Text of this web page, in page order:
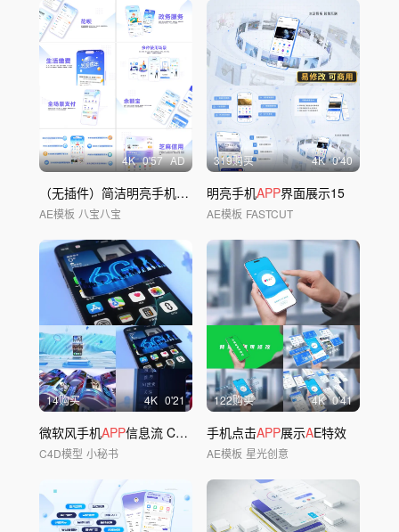
4K 0'57 AD
（无插件）简洁明亮手机
APP 功能展示
AE模板 八宝八宝
319购买 4K 0'40
明亮手机APP界面展示15
AE模板 FASTCUT
14购买 4K 0'21
微软风手机APP信息流 C4D+ E工程
C4D模型 小秘书
122购买 4K 0'41
手机点击APP展示AE特效
AE模板 星光创意